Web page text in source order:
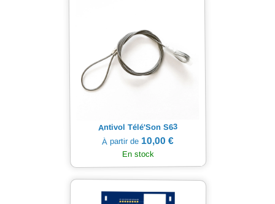
Antivol Télé'Son S63
À partir de 10,00 €
En stock